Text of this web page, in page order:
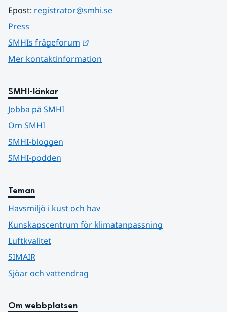
Epost: registrator@smhi.se
Press
SMHIs frågeforum
Mer kontaktinformation
SMHI-länkar
Jobba på SMHI
Om SMHI
SMHI-bloggen
SMHI-podden
Teman
Havsmiljö i kust och hav
Kunskapscentrum för klimatanpassning
Luftkvalitet
SIMAIR
Sjöar och vattendrag
Om webbplatsen